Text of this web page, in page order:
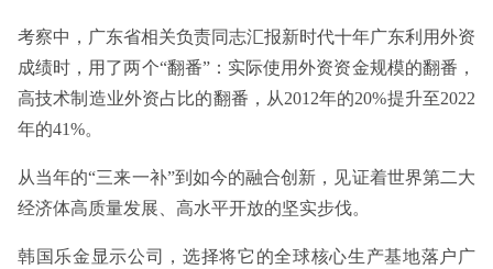
考察中，广东省相关负责同志汇报新时代十年广东利用外资
成绩时，用了两个“翻番”：实际使用外资资金规模的翻番，
高技术制造业外资占比的翻番，从2012年的20%提升至2022
年的41%。
从当年的“三来一补”到如今的融合创新，见证着世界第二大
经济体高质量发展、高水平开放的坚实步伐。
韩国乐金显示公司，选择将它的全球核心生产基地落户广